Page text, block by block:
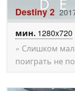
Destiny 2
мин. 1280x720
» Слишком
поиграть не